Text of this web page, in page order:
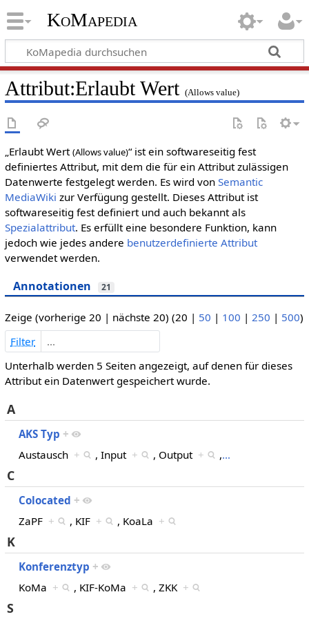
KoMapedia
Attribut:Erlaubt Wert (Allows value)
„Erlaubt Wert(Allows value)“ ist ein softwareseitig fest
definiertes Attribut, mit dem die für ein Attribut zulässigen
Datenwerte festgelegt werden. Es wird von Semantic
MediaWiki zur Verfügung gestellt. Dieses Attribut ist
softwareseitig fest definiert und auch bekannt als
Spezialattribut. Es erfüllt eine besondere Funktion, kann
jedoch wie jedes andere benutzerdefinierte Attribut
verwendet werden.
Annotationen 21
Zeige (vorherige 20 | nächste 20) (20 | 50 | 100 | 250 | 500)
Filter
Unterhalb werden 5 Seiten angezeigt, auf denen für dieses
Attribut ein Datenwert gespeichert wurde.
A
AKS Typ +
Austausch + , Input + , Output + ,…
C
Colocated +
ZaPF + , KIF + , KoaLa +
K
Konferenztyp +
KoMa + , KIF-KoMa + , ZKK +
S